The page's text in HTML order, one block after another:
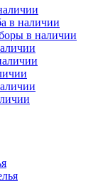
в наличии
в наличии